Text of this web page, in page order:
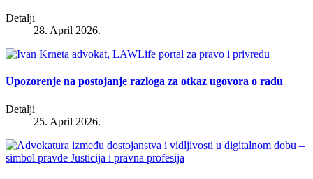
Detalji
28. April 2026.
Upozorenje na postojanje razloga za otkaz ugovora o radu
Detalji
25. April 2026.